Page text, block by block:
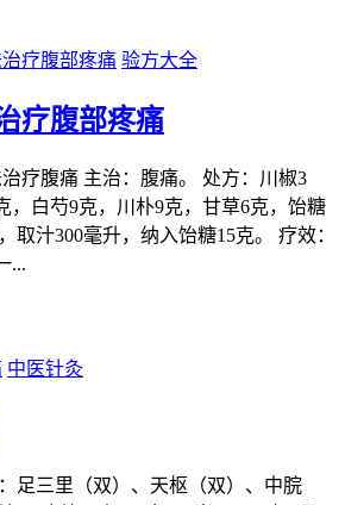
验方大全
疗腹部疼痛
腹痛 主治：腹痛。 处方：川椒3
，白芍9克，川朴9克，甘草6克，饴糖
取汁300毫升，纳入饴糖15克。 疗效：
...
中医针灸
足三里（双）、天枢（双）、中脘